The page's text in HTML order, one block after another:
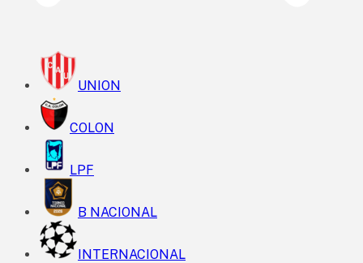
UNION
COLON
LPF
B NACIONAL
INTERNACIONAL